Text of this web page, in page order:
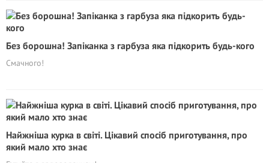
Без борошна! Запіканка з гарбуза яка підкорить будь-кого
Смачного!
Найжніша курка в світі. Цікавий спосіб приготування, про
який мало хто знає